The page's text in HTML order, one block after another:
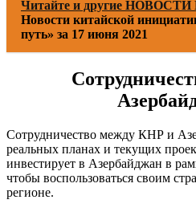
Читайте и другие
Новости китайской
путь» за 17 июня 2021
Сотрудничество между КНР и
реальных планах и текущих
инвестирует в Азербайджан в
чтобы воспользоваться своим
регионе.